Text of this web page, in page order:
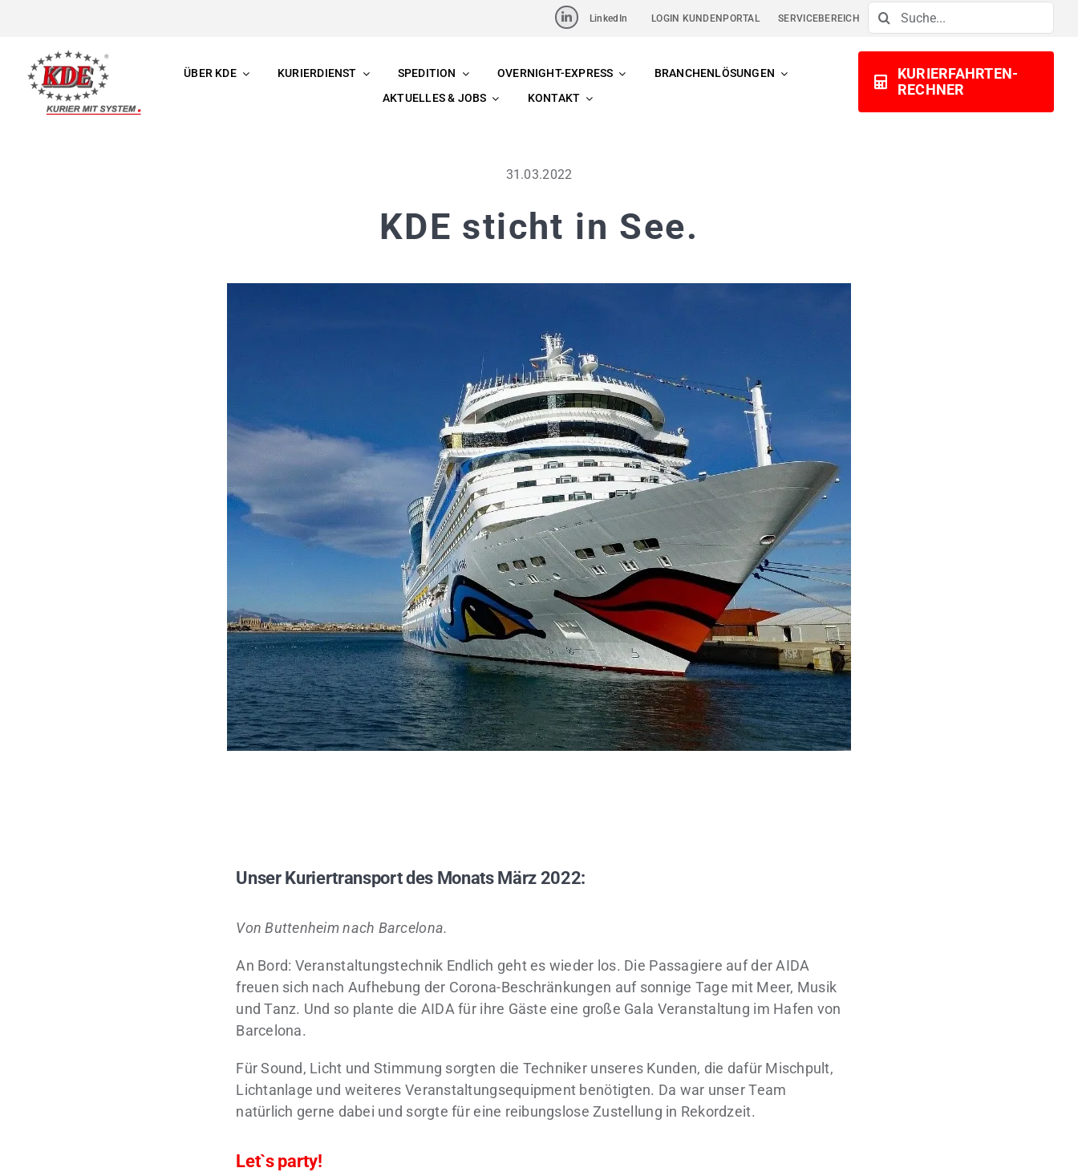
content
LinkedIn LOGIN KUNDENPORTAL SERVICEBEREICH
Suche
nach:
ÜBER KDE KURIERDIENST SPEDITION OVERNIGHT-EXPRESS
BRANCHENLÖSUNGEN
AKTUELLES & JOBS
KONTAKT
KURIERFAHRTEN-
RECHNER
31.03.2022
KDE sticht in See.
Unser Kuriertransport des Monats März 2022:
Von Buttenheim nach Barcelona.
An Bord: Veranstaltungstechnik Endlich geht es wieder los. Die Passagiere auf der AIDA
freuen sich nach Aufhebung der Corona-Beschränkungen auf sonnige Tage mit Meer, Musik
und Tanz. Und so plante die AIDA für ihre Gäste eine große Gala Veranstaltung im Hafen von
Barcelona.
Für Sound, Licht und Stimmung sorgten die Techniker unseres Kunden, die dafür Mischpult,
Lichtanlage und weiteres Veranstaltungsequipment benötigten. Da war unser Team
natürlich gerne dabei und sorgte für eine reibungslose Zustellung in Rekordzeit.
Let`s party!